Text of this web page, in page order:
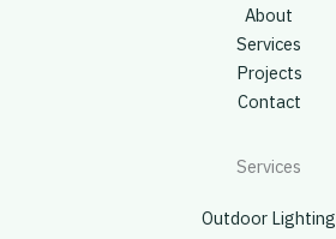
About
Services
Projects
Contact
Services
Outdoor Lighting